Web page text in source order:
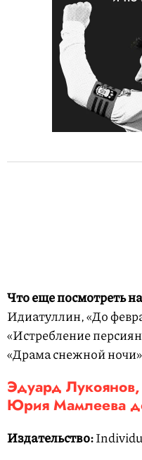
Что еще посмотреть
Идиатуллин, «До
«Истребление
«Драма снежной ночи»
Эдуард
Юрия Мамлеева
Издательство: